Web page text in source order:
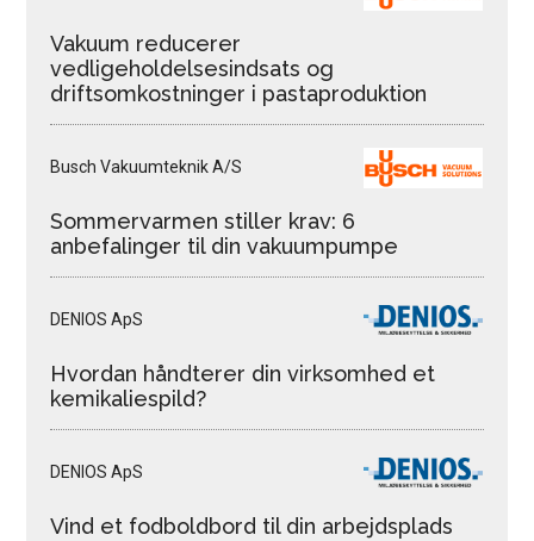
Vakuum reducerer
vedligeholdelsesindsats og
driftsomkostninger i pastaproduktion
Busch Vakuumteknik A/S
Sommervarmen stiller krav: 6
anbefalinger til din vakuumpumpe
DENIOS ApS
Hvordan håndterer din virksomhed et
kemikaliespild?
DENIOS ApS
Vind et fodboldbord til din arbejdsplads